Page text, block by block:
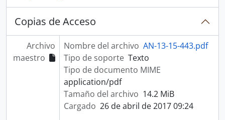
Copias de Acceso
Archivo
maestro
Nombre del archivo AN-13-15-443.pdf
Tipo de soporte Texto
Tipo de documento MIME
application/pdf
Tamaño del archivo 14.2 MiB
Cargado 26 de abril de 2017 09:24